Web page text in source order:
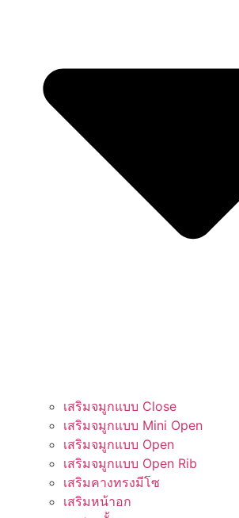
เสริมจมูกแบบ Close
เสริมจมูกแบบ Mini Open
เสริมจมูกแบบ Open
เสริมจมูกแบบ Open Rib
เสริมคางทรงมีโซ​​
เสริมหน้าอก